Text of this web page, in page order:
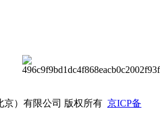
京）有限公司 版权所有 京ICP备